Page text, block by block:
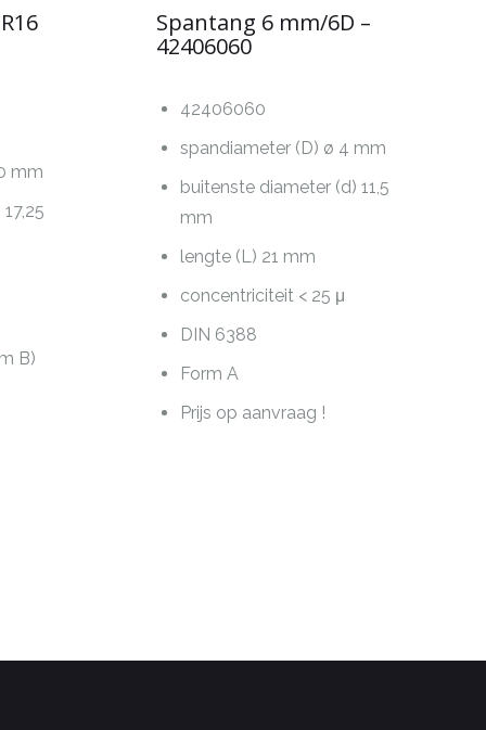
mm
B)
Spantang 6 mm/6D –
42406060
42406060
spandiameter (D) ø 4 mm
buitenste diameter (d) 11,5
mm
lengte (L) 21 mm
concentriciteit < 25 μ
DIN 6388
Form A
Prijs op aanvraag !